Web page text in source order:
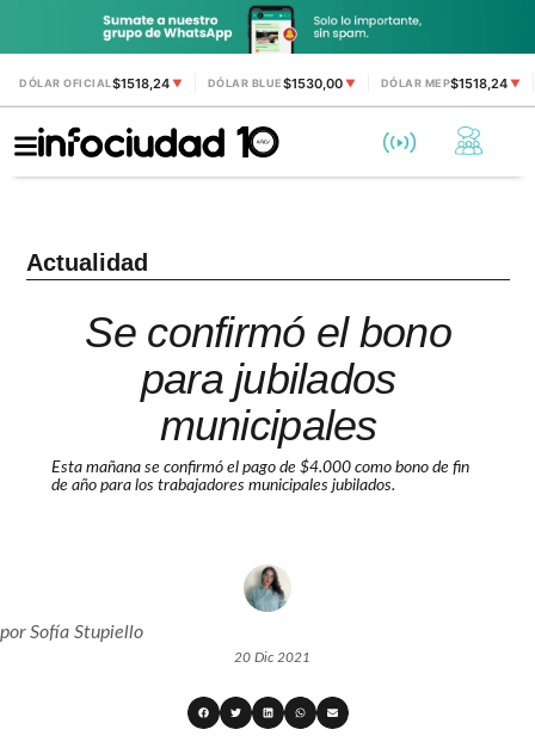
DÓLAR OFICIAL$1518,24 ▼ DÓLAR BLUE$1530,00 ▼ DÓLAR MEP$1518,24▼
Actualidad
Se confirmó el bono
para jubilados
municipales
Esta mañana se confirmó el pago de $4.000 como bono de fin
de año para los trabajadores municipales jubilados.
porSofía Stupiello
20 Dic 2021